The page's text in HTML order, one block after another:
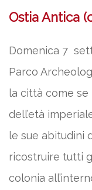
Ostia Antica
Domenica 7
Parco
la città come
dell’età
le sue abitudini
ricostruire tutti
colonia